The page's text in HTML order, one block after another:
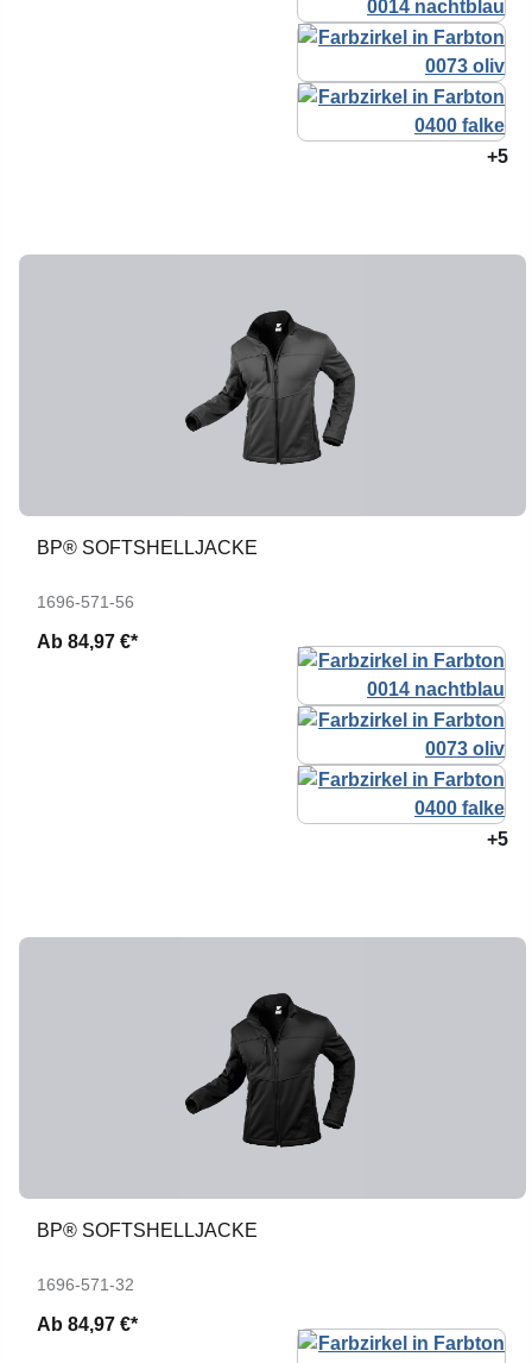
+5
BP® SOFTSHELLJACKE
1696-571-56
Ab 84,97 €*
+5
BP® SOFTSHELLJACKE
1696-571-32
Ab 84,97 €*